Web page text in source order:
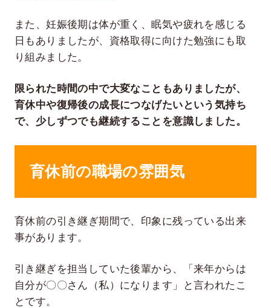
また、妊娠後期は体が重く、眠気や疲れを感じる
日もありましたが、資格取得に向けた勉強にも取
り組みました。
限られた時間の中で大変なこともありましたが、
育休中や復帰後の成長につなげたいという気持ち
で、少しずつでも継続することを意識しました。
育休前の職場の雰囲気
育休前の引き継ぎ期間で、印象に残っている出来
事があります。
引き継ぎを担当していた後輩から、「来年からは
自分が〇〇さん（私）になります」と言われたこ
とです。